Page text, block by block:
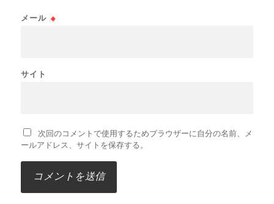
メール ※
サイト
次回のコメントで使用するためブラウザーに自分の名前、メ
ールアドレス、サイトを保存する。